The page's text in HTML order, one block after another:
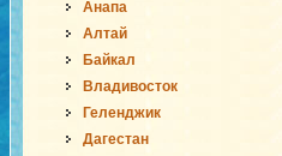
Анапа
Алтай
Байкал
Владивосток
Геленджик
Дагестан